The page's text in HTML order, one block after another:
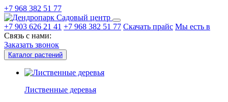
+7 968 382 51 77
Садовый центр
+7 903 626 21 41 +7 968 382 51 77 Скачать прайс Мы есть в
Связь с нами:
Заказать звонок
Каталог растений
Лиственные деревья